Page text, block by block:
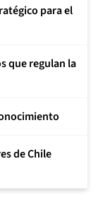
para el
que regulan la
de Chile